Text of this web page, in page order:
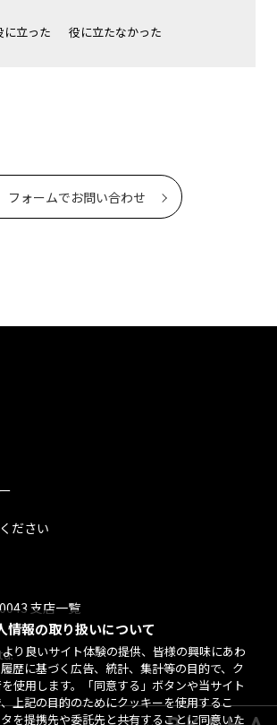
情報の取り扱いについて
り良いサイト体験の提供、皆様の興味にあわ
歴に基づく広告、統計、集計等の目的で、ク
使用します。「同意する」ボタンや当サイト
上記の目的のためにクッキーを使用するこ
を提携先や委託先と共有することに同意いた
に立った 役に立たなかった
フォームでお問い合わせ
ださい
支店一覧